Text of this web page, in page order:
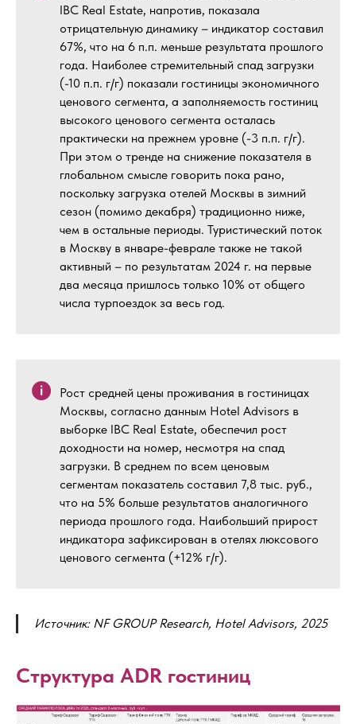
IBC Real Estate, напротив, показала
отрицательную динамику – индикатор составил
67%, что на 6 п.п. меньше результата прошлого
года. Наиболее стремительный спад загрузки
(-10 п.п. г/г) показали гостиницы экономичного
ценового сегмента, а заполняемость гостиниц
высокого ценового сегмента осталась
практически на прежнем уровне (-3 п.п. г/г).
При этом о тренде на снижение показателя в
глобальном смысле говорить пока рано,
поскольку загрузка отелей Москвы в зимний
сезон (помимо декабря) традиционно ниже,
чем в остальные периоды. Туристический поток
в Москву в январе-феврале также не такой
активный – по результатам 2024 г. на первые
два месяца пришлось только 10% от общего
числа турпоездок за весь год.
Рост средней цены проживания в гостиницах
Москвы, согласно данным Hotel Advisors в
выборке IBC Real Estate, обеспечил рост
доходности на номер, несмотря на спад
загрузки. В среднем по всем ценовым
сегментам показатель составил 7,8 тыс. руб.,
что на 5% больше результатов аналогичного
периода прошлого года. Наибольший прирост
индикатора зафиксирован в отелях люксового
ценового сегмента (+12% г/г).
Источник: NF GROUP Research, Hotel Advisors, 2025
Структура ADR гостиниц